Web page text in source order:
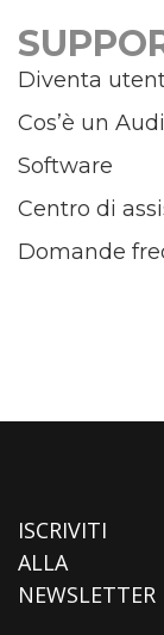
Diventa
Cos’è un
Software
Centro di
Domande
ISCRIVITI
ALLA
NEWSLETTER